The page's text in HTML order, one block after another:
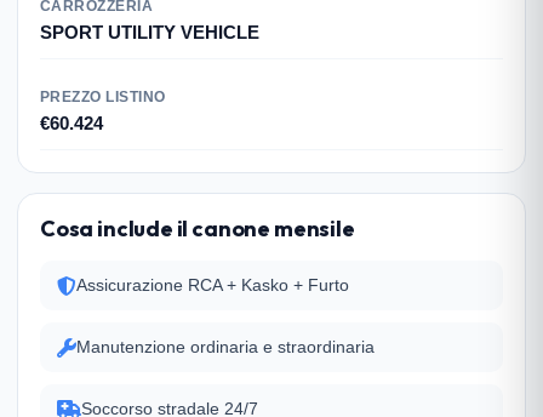
CARROZZERIA
SPORT UTILITY VEHICLE
PREZZO LISTINO
€60.424
Cosa include il canone mensile
Assicurazione RCA + Kasko + Furto
Manutenzione ordinaria e straordinaria
Soccorso stradale 24/7